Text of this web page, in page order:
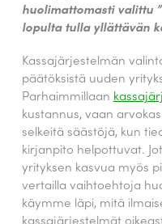
huolimattomasti valittu
lopulta tulla yllättävän
Kassajärjestelmän
päätöksistä uuden
Parhaimmillaan
kustannus, vaan
selkeitä säästöjä, kun
kirjanpito helpottuvat.
yrityksen kasvua myös
vertailla vaihtoehtoja
käymme läpi, mitä
kassajärjestelmät